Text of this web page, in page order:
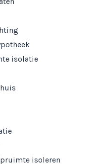
isolatie
isoleren